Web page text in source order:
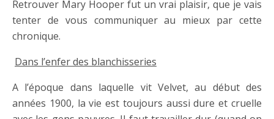
Retrouver Mary Hooper fut un vrai plaisir, que je vais
tenter de vous communiquer au mieux par cette
chronique.
Dans l’enfer des blanchisseries
A l’époque dans laquelle vit Velvet, au début des
années 1900, la vie est toujours aussi dure et cruelle